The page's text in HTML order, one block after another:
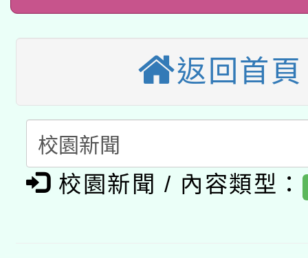
開 智慧啟航」
本校115學年度第2次
招甄選結果公告(無人
本館辦理115年度閱讀
暨閱讀推動專業研習
科技賦能─人工智慧
礎課程
A3數位素養講師名單
「數位內容與教學軟
返回首頁
校園新聞 / 內容類型：